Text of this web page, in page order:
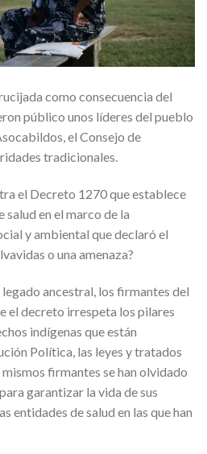
como consecuencia del
público unos líderes del pueblo
el Consejo de
tradicionales.
el Decreto 1270 que establece
en el marco de la
y ambiental que declaró el
o una amenaza?
legado ancestral, los firmantes del
el decreto irrespeta los pilares
indígenas que están
Política, las leyes y tratados
firmantes se han olvidado
garantizar la vida de sus
entidades de salud en las que han